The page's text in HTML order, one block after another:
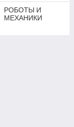
РОБОТЫ И
МЕХАНИКИ